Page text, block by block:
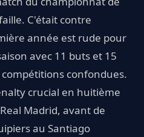
C'était contre
année est rude pour
avec 11 buts et 15
confondues.
crucial en huitième
Madrid, avant de
au Santiago